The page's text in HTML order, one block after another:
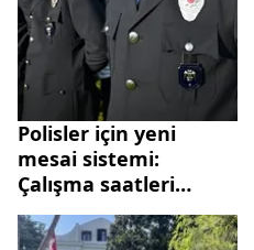
Polisler için yeni
mesai sistemi:
Çalışma saatleri
değişecek mi?